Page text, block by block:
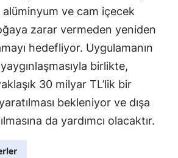
ve cam içecek
zarar vermeden yeniden
hedefliyor. Uygulamanın
birlikte,
30 milyar TL’lik bir
bekleniyor ve dışa
da yardımcı olacaktır.